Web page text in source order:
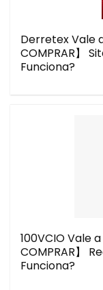
Derretex Vale a
COMPRAR】
Funciona?
100VCIO Vale a
COMPRAR】
Funciona?